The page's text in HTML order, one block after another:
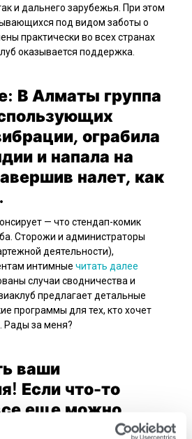
и дальнего зарубежья. При этом
под видом заботы о
практически во всех странах
оказывается поддержка.
В Алматы группа
ограбила
и напала на
налет, как
— что стендап-комик
Сторожи и администраторы
деятельности),
интимные читать далее
случаи сводничества и
предлагает детальные
программы для тех, кто хочет
Рады за меня?
ваши
Если что-то
еще можно
всем! Эти